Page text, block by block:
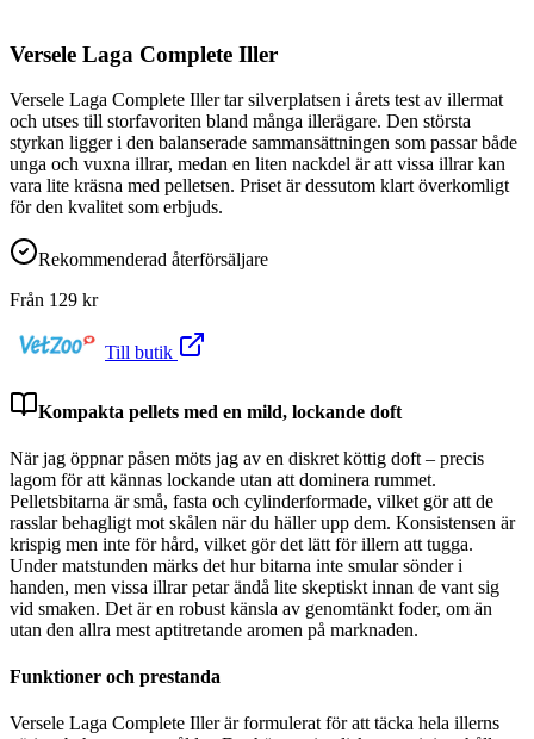
Versele Laga Complete Iller
Versele Laga Complete Iller tar silverplatsen i årets test av illermat
och utses till storfavoriten bland många illerägare. Den största
styrkan ligger i den balanserade sammansättningen som passar både
unga och vuxna illrar, medan en liten nackdel är att vissa illrar kan
vara lite kräsna med pelletsen. Priset är dessutom klart överkomligt
för den kvalitet som erbjuds.
Rekommenderad återförsäljare
Från 129 kr
Till butik
Kompakta pellets med en mild, lockande doft
När jag öppnar påsen möts jag av en diskret köttig doft – precis
lagom för att kännas lockande utan att dominera rummet.
Pelletsbitarna är små, fasta och cylinderformade, vilket gör att de
rasslar behagligt mot skålen när du häller upp dem. Konsistensen är
krispig men inte för hård, vilket gör det lätt för illern att tugga.
Under matstunden märks det hur bitarna inte smular sönder i
handen, men vissa illrar petar ändå lite skeptiskt innan de vant sig
vid smaken. Det är en robust känsla av genomtänkt foder, om än
utan den allra mest aptitretande aromen på marknaden.
Funktioner och prestanda
Versele Laga Complete Iller är formulerat för att täcka hela illerns